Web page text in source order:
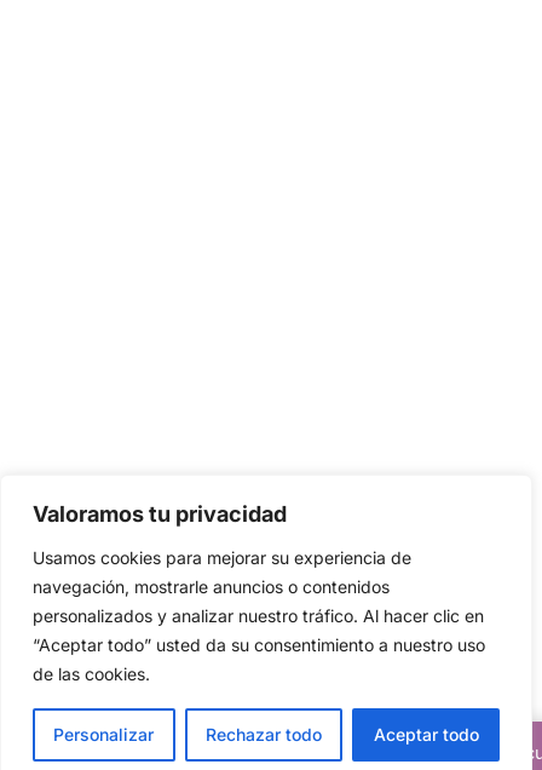
Valoramos tu privacidad
Usamos cookies para mejorar su experiencia de
navegación, mostrarle anuncios o contenidos
personalizados y analizar nuestro tráfico. Al hacer clic en
“Aceptar todo” usted da su consentimiento a nuestro uso
de las cookies.
Personalizar Rechazar todo Aceptar todo
Descuentos del 20% en todos nuestros
Translate »